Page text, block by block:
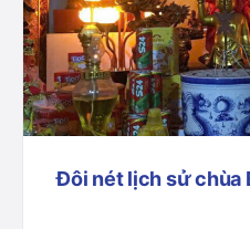
Đôi nét lịch sử chùa